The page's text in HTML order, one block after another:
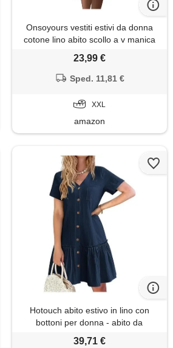
Onsoyours vestiti estivi da donna
cotone lino abito scollo a v manica
bottoni sciolto al ginocchio camicia
abiti con spacco a blu xxl
23,99 €
Sped. 11,81 €
XXL
amazon
Hotouch abito estivo in lino con
bottoni per donna - abito da
spiaggia casual - scollo a v - mini
39,71 €